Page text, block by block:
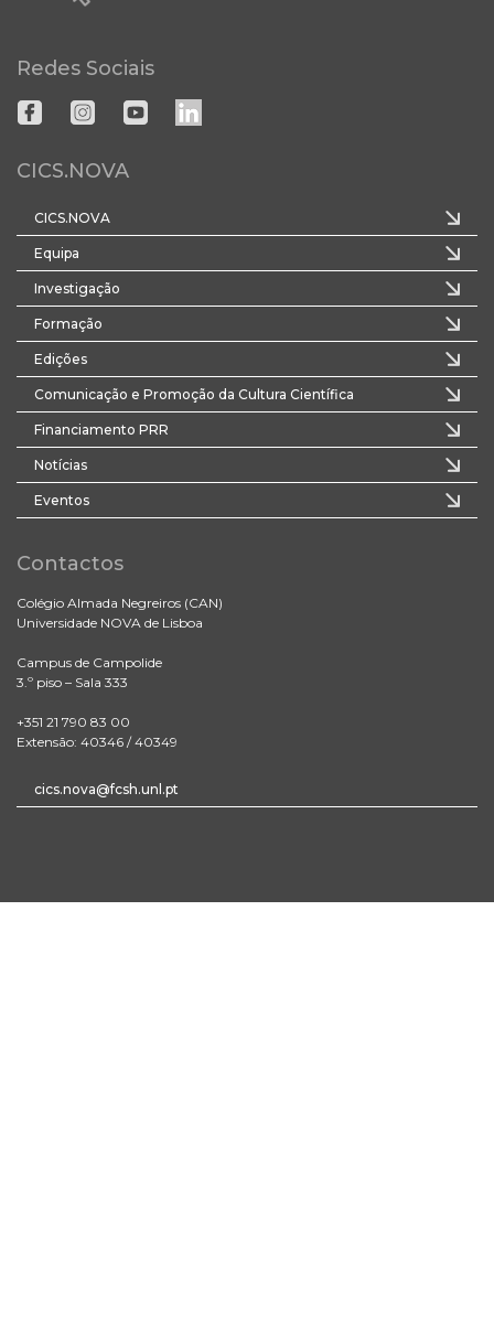
Redes Sociais
CICS.NOVA
CICS.NOVA
Equipa
Investigação
Formação
Edições
Comunicação e Promoção da Cultura Científica
Financiamento PRR
Notícias
Eventos
Contactos
Colégio Almada Negreiros (CAN)
Universidade NOVA de Lisboa
Campus de Campolide
3.º piso – Sala 333
+351 21 790 83 00
Extensão: 40346 / 40349
cics.nova@fcsh.unl.pt